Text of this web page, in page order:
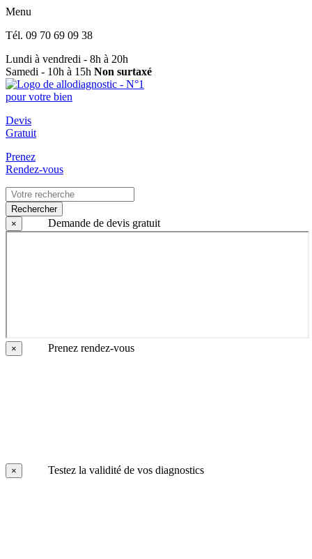
Menu
Tél. 09 70 69 09 38
Lundi à vendredi - 8h à 20h
Samedi - 10h à 15h Non surtaxé
Devis
Gratuit
Prenez
Rendez-vous
Rechercher
×
Demande de devis gratuit
× Prenez rendez-vous
× Testez la validité de vos diagnostics